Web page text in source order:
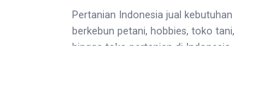
Pertanian Indonesia jual kebutuhan
berkebun petani, hobbies, toko tani,
hingga toko pertanian di Indonesia.